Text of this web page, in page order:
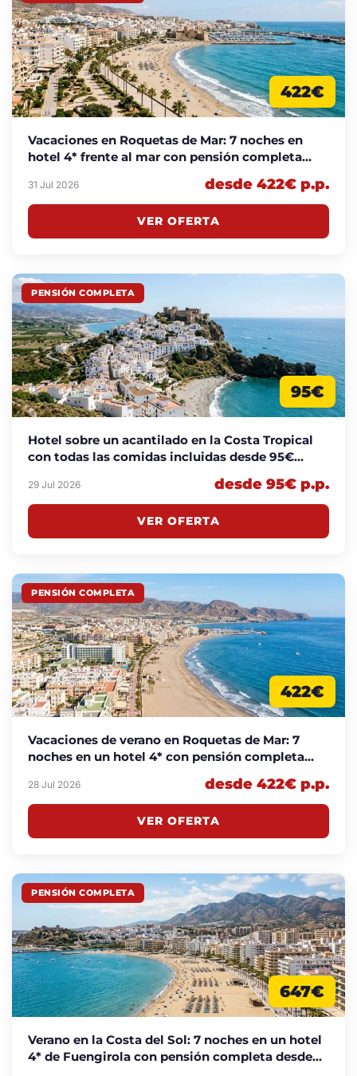
422€
Vacaciones en Roquetas de Mar: 7 noches en
hotel 4* frente al mar con pensión completa
31 Jul 2026 desde 422€ p.p.
VER OFERTA
PENSIÓN COMPLETA
95€
Hotel sobre un acantilado en la Costa Tropical
con todas las comidas incluidas desde 95€
29 Jul 2026 desde 95€ p.p.
VER OFERTA
PENSIÓN COMPLETA
422€
Vacaciones de verano en Roquetas de Mar: 7
noches en un hotel 4* con pensión completa
28 Jul 2026 desde 422€ p.p.
VER OFERTA
PENSIÓN COMPLETA
647€
Verano en la Costa del Sol: 7 noches en un hotel
4* de Fuengirola con pensión completa desde